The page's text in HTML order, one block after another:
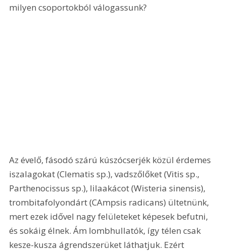
milyen csoportokból válogassunk?
Az évelő, fásodó szárú kúszócserjék közül érdemes
iszalagokat (Clematis sp.), vadszőlőket (Vitis sp.,
Parthenocissus sp.), lilaakácot (Wisteria sinensis),
trombitafolyondárt (CAmpsis radicans) ültetnünk,
mert ezek idővel nagy felületeket képesek befutni,
és sokáig élnek. Ám lombhullatók, így télen csak
kesze-kusza ágrendszerüket láthatjuk. Ezért